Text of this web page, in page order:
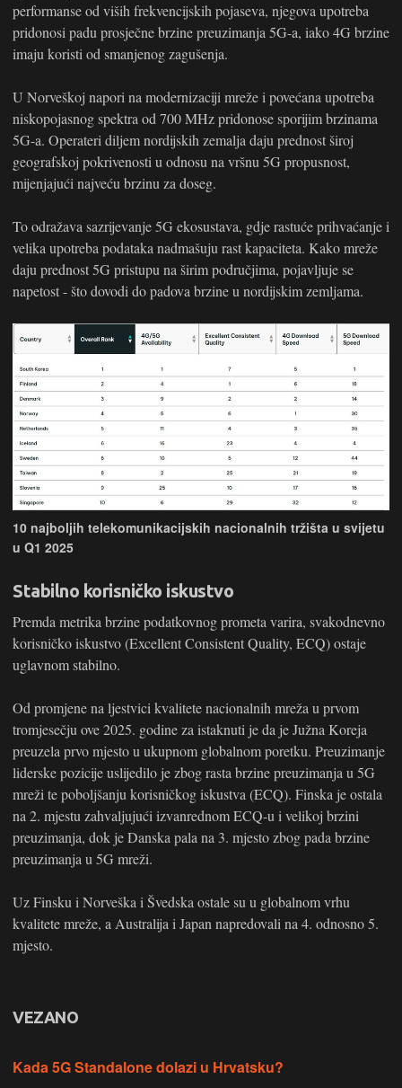
performanse od viših frekvencijskih pojaseva, njegova upotreba
pridonosi padu prosječne brzine preuzimanja 5G-a, iako 4G brzine
imaju koristi od smanjenog zagušenja.
U Norveškoj napori na modernizaciji mreže i povećana upotreba
niskopojasnog spektra od 700 MHz pridonose sporijim brzinama
5G-a. Operateri diljem nordijskih zemalja daju prednost široj
geografskoj pokrivenosti u odnosu na vršnu 5G propusnost,
mijenjajući najveću brzinu za doseg.
To odražava sazrijevanje 5G ekosustava, gdje rastuće prihvaćanje i
velika upotreba podataka nadmašuju rast kapaciteta. Kako mreže
daju prednost 5G pristupu na širim područjima, pojavljuje se
napetost - što dovodi do padova brzine u nordijskim zemljama.
10 najboljih telekomunikacijskih nacionalnih tržišta u svijetu
u Q1 2025
Stabilno korisničko iskustvo
Premda metrika brzine podatkovnog prometa varira, svakodnevno
korisničko iskustvo (Excellent Consistent Quality, ECQ) ostaje
uglavnom stabilno.
Od promjene na ljestvici kvalitete nacionalnih mreža u prvom
tromjesečju ove 2025. godine za istaknuti je da je Južna Koreja
preuzela prvo mjesto u ukupnom globalnom poretku. Preuzimanje
liderske pozicije uslijedilo je zbog rasta brzine preuzimanja u 5G
mreži te poboljšanju korisničkog iskustva (ECQ). Finska je ostala
na 2. mjestu zahvaljujući izvanrednom ECQ-u i velikoj brzini
preuzimanja, dok je Danska pala na 3. mjesto zbog pada brzine
preuzimanja u 5G mreži.
Uz Finsku i Norveška i Švedska ostale su u globalnom vrhu
kvalitete mreže, a Australija i Japan napredovali na 4. odnosno 5.
mjesto.
VEZANO
Kada 5G Standalone dolazi u Hrvatsku?